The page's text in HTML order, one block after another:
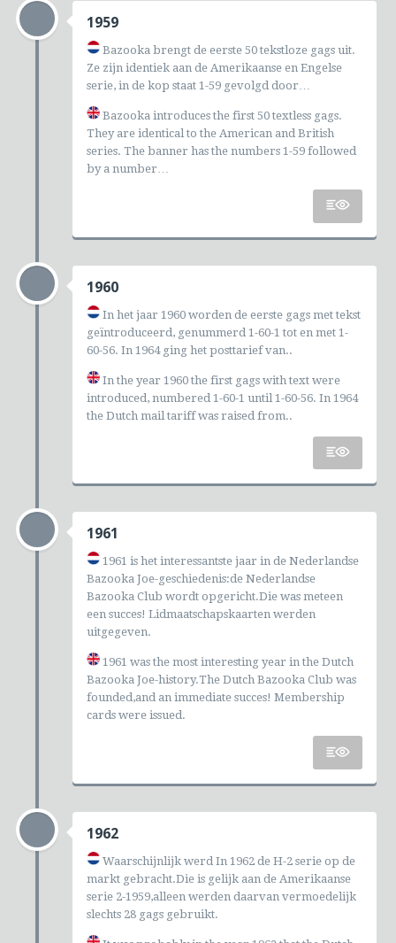
1959
Bazooka brengt de eerste 50 tekstloze gags uit.
Ze zijn identiek aan de Amerikaanse en Engelse
serie, in de kop staat 1-59 gevolgd door…
Bazooka introduces the first 50 textless gags.
They are identical to the American and British
series. The banner has the numbers 1-59 followed
by a number…
1960
In het jaar 1960 worden de eerste gags met tekst
geïntroduceerd, genummerd 1-60-1 tot en met 1-
60-56. In 1964 ging het posttarief van..
In the year 1960 the first gags with text were
introduced, numbered 1-60-1 until 1-60-56. In 1964
the Dutch mail tariff was raised from..
1961
1961 is het interessantste jaar in de Nederlandse
Bazooka Joe-geschiedenis:de Nederlandse
Bazooka Club wordt opgericht.Die was meteen
een succes! Lidmaatschapskaarten werden
uitgegeven.
1961 was the most interesting year in the Dutch
Bazooka Joe-history.The Dutch Bazooka Club was
founded,and an immediate succes! Membership
cards were issued.
1962
Waarschijnlijk werd In 1962 de H-2 serie op de
markt gebracht.Die is gelijk aan de Amerikaanse
serie 2-1959,alleen werden daarvan vermoedelijk
slechts 28 gags gebruikt.